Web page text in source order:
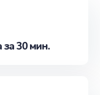
записаться на
за 30 мин.